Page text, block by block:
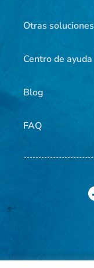
Otras soluciones
Centro de ayuda
Blog
FAQ